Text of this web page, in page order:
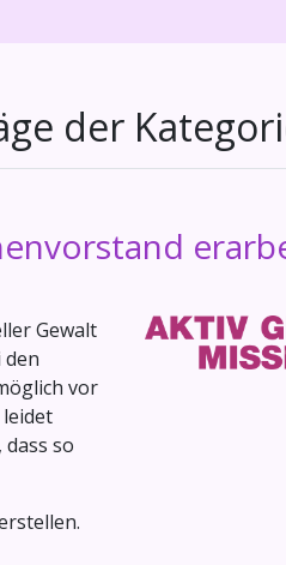
der
Gewalt
vor
so